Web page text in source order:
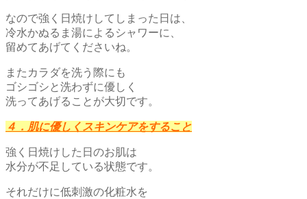
なので強く日焼けしてしまった日は、
冷水かぬるま湯によるシャワーに、
留めてあげてくださいね。
またカラダを洗う際にも
ゴシゴシと洗わずに優しく
洗ってあげることが大切です。
４．肌に優しくスキンケアをすること
強く日焼けした日のお肌は
水分が不足している状態です。
それだけに低刺激の化粧水を